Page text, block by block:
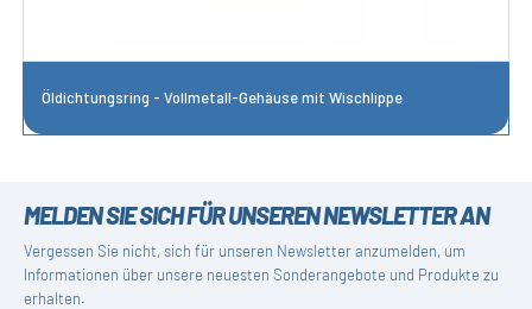
Öldichtungsring - Vollmetall-Gehäuse mit Wischlippe
MELDEN SIE SICH FÜR UNSEREN NEWSLETTER AN
Vergessen Sie nicht, sich für unseren Newsletter anzumelden, um
Informationen über unsere neuesten Sonderangebote und Produkte zu
erhalten.